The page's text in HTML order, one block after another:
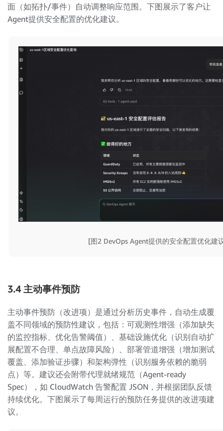
面（如拓扑/事件）自动调整响应范围。下图展示了客户让
Agent提供安全配置的优化建议。
[图2 DevOps Agent提供的安全配置优化建
3.4 主动事件预防
主动事件预防（改进项）是通过分析历史事件，自动生成覆
盖不同领域的预防性建议，包括：可观测性增强（添加缺失
的监控指标、优化告警阈值）、基础设施优化（识别自动扩
展配置不合理、单点故障风险）、部署管道增强（增加测试
覆盖、添加验证步骤）和架构弹性（识别服务依赖的脆弱
点）等。建议还会附带代理就绪规范（Agent-ready
Spec），如 CloudWatch 告警配置 JSON，并根据团队反馈
持续优化。下图展示了每周运行的预防任务提供的改进项建
议。